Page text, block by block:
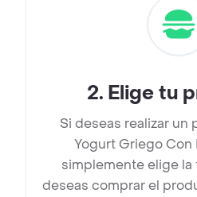
2. Elige tu
Si deseas realizar un
Yogurt Griego Con
simplemente elige la
deseas comprar el